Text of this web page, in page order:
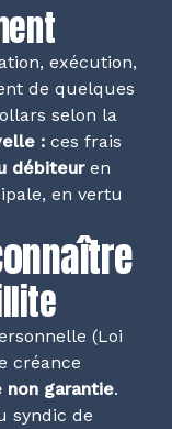
exécution,
de quelques
selon la
: ces frais
débiteuren
en vertu
(Loi
créance
non garantie.
syndic de